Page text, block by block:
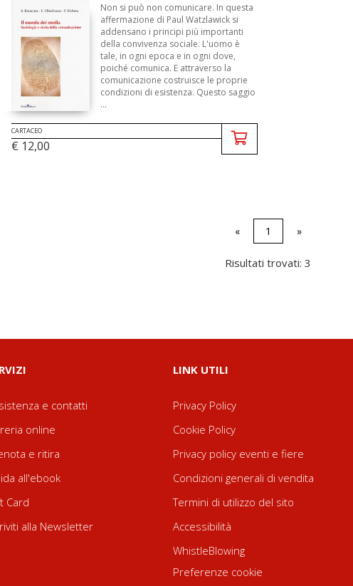
Non si può non comunicare. In questa
affermazione di Paul Watzlawick si
addensano i principi più importanti
della convivenza sociale. L'uomo è
tale, in ogni epoca e in ogni dove,
poiché comunica. E attraverso la
comunicazione costruisce le proprie
condizioni di esistenza. Questo saggio
...
CARTACEO
€ 12,00
« 1 »
Risultati trovati: 3
e contatti
online
e ritira
all'ebook
Card
alla Newsletter
LINK UTILI
Privacy Policy
Cookie Policy
Privacy policy eventi e fiere
Condizioni generali di vendita
Termini di utilizzo del sito
Accessibilità
WhistleBlowing
Preferenze cookie